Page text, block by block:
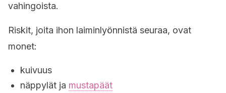
vahingoista.
Riskit, joita ihon laiminlyönnistä seuraa, ovat
monet:
kuivuus
näppylät ja mustapäät